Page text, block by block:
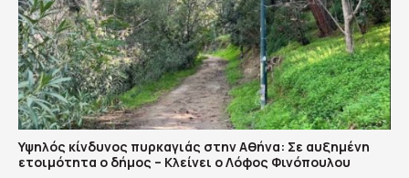
Υψηλός κίνδυνος πυρκαγιάς στην Αθήνα: Σε αυξημένη
ετοιμότητα ο δήμος – Κλείνει ο Λόφος Φινόπουλου